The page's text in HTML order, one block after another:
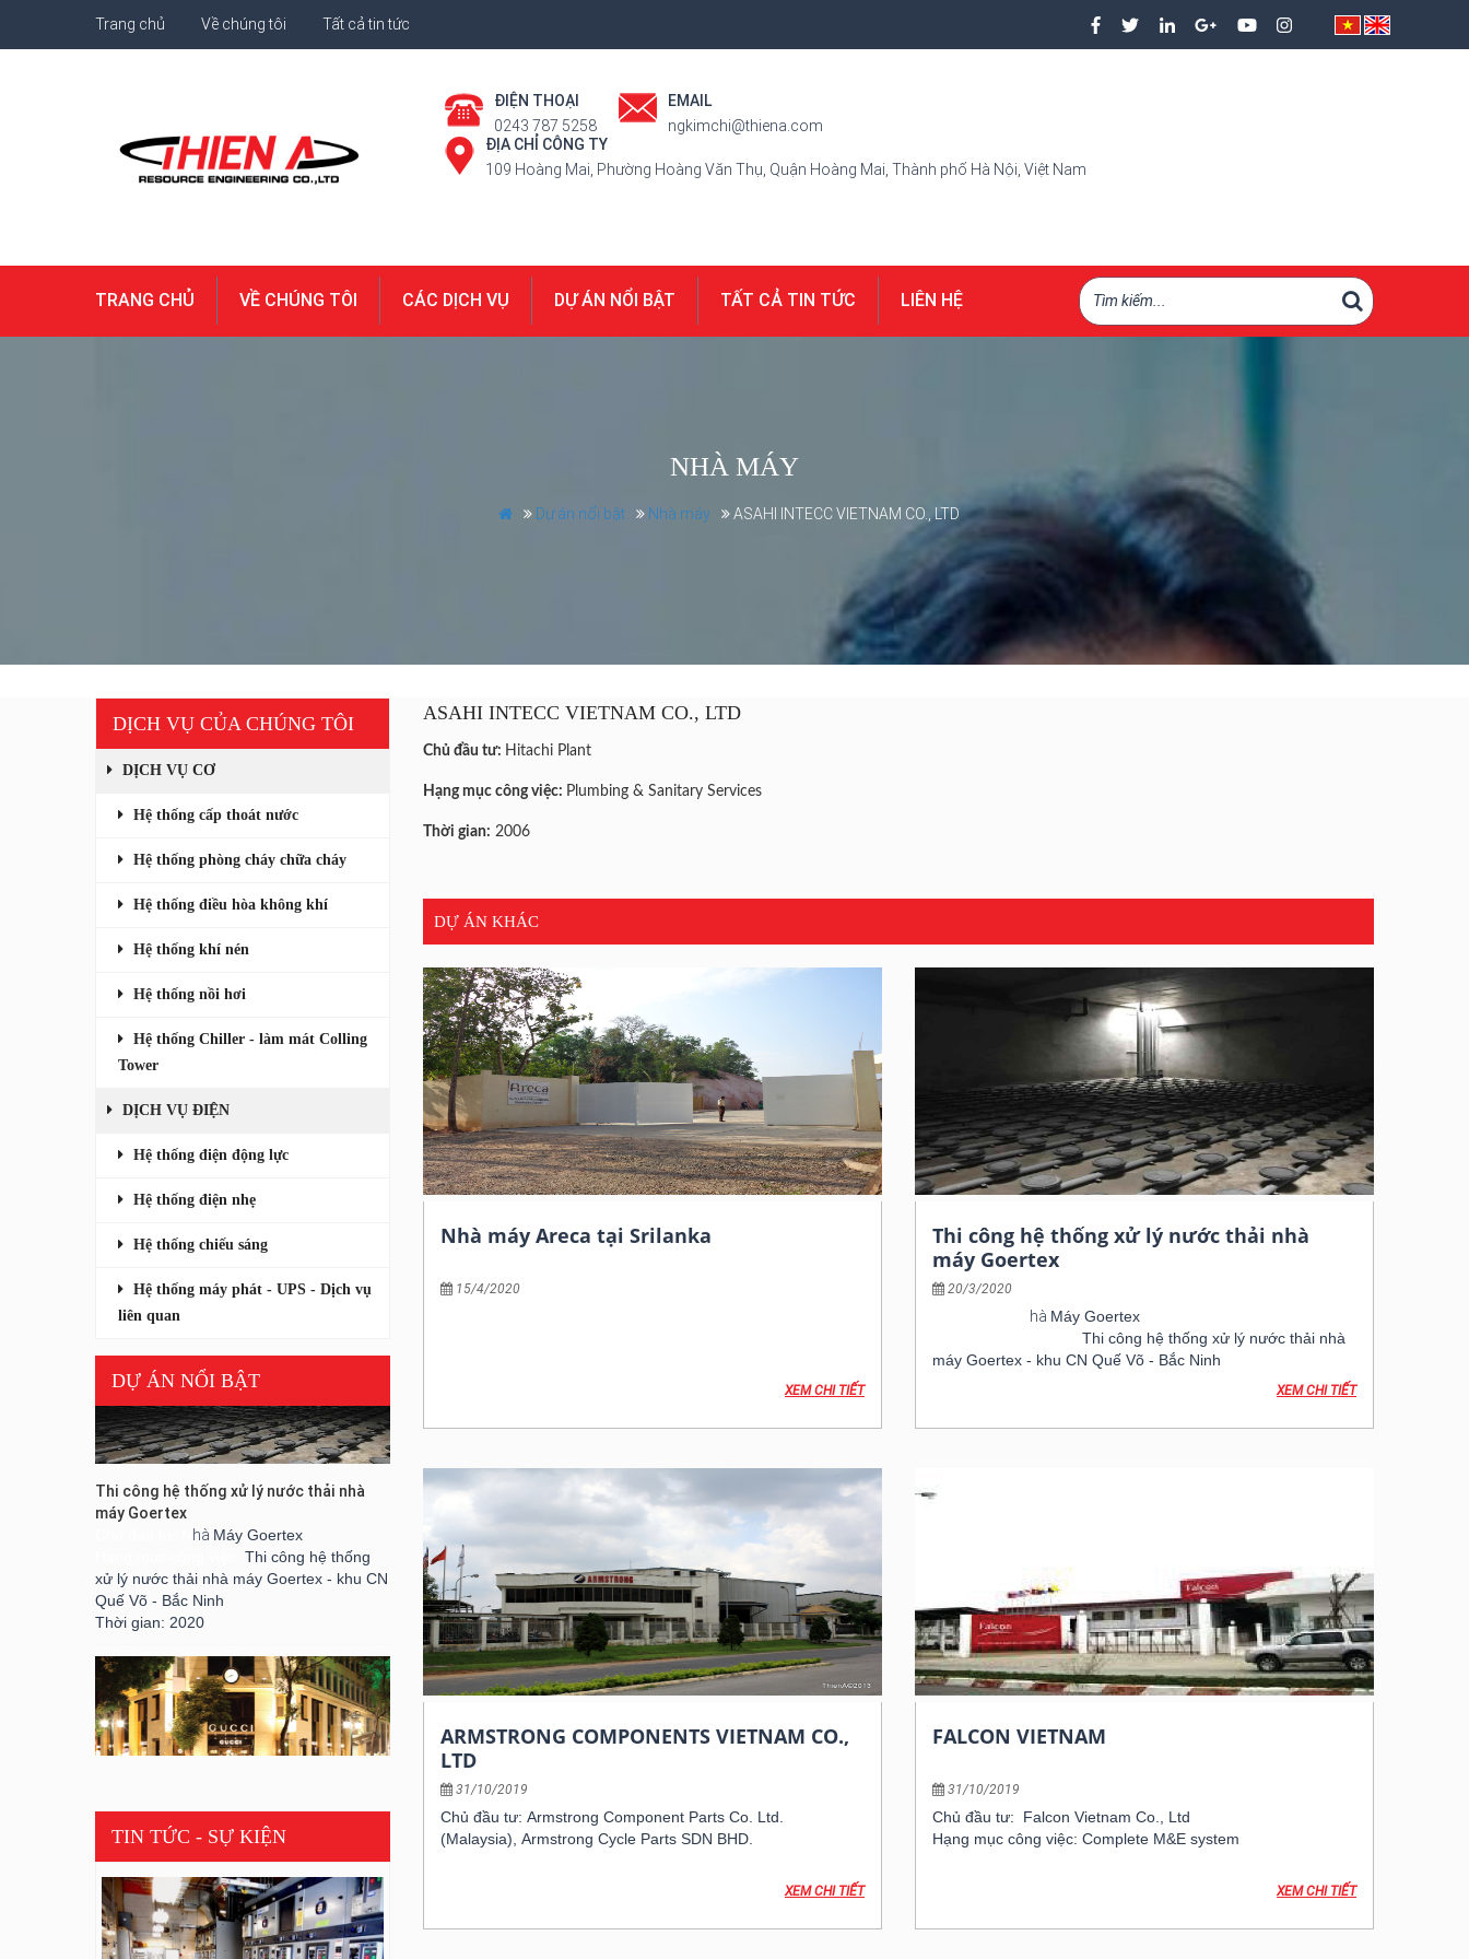
Trang chủ Về chúng tôi Tất cả tin tức
ĐIỆN THOẠI
0243 787 5258
EMAIL
ngkimchi@thiena.com
ĐỊA CHỈ CÔNG TY
109 Hoàng Mai, Phường Hoàng Văn Thụ, Quận Hoàng Mai, Thành phố Hà Nội, Việt Nam
TRANG CHỦ VỀ CHÚNG TÔI CÁC DỊCH VỤ DỰ ÁN NỔI BẬT TẤT CẢ TIN TỨC LIÊN HỆ
NHÀ MÁY
Dự án nổi bật Nhà máy ASAHI INTECC VIETNAM CO., LTD
DỊCH VỤ CỦA CHÚNG TÔI
DỊCH VỤ CƠ
Hệ thống cấp thoát nước
Hệ thống phòng cháy chữa cháy
Hệ thống điều hòa không khí
Hệ thống khí nén
Hệ thống nồi hơi
Hệ thống Chiller - làm mát Colling
Tower
DỊCH VỤ ĐIỆN
Hệ thống điện động lực
Hệ thống điện nhẹ
Hệ thống chiếu sáng
Hệ thống máy phát - UPS - Dịch vụ
liên quan
DỰ ÁN NỔI BẬT
Hạng mục thi công: Tổng thầu cơ điện
Thi công hệ thống xử lý nước thải nhà
máy Goertex
Chủ đầu tư: N
Hạng mục công việc: Thi công hệ thống
xử lý nước thải nhà máy Goertex - khu CN
Quế Võ - Bắc Ninh
Thời gian: 2020
Chủ đầu tư: GUCCI Corporation
Telephone Services
Thời gian: 2010
TIN TỨC - SỰ KIỆN
ASAHI INTECC VIETNAM CO., LTD
Chủ đầu tư: Hitachi Plant
Hạng mục công việc: Plumbing & Sanitary Services
Thời gian: 2006
DỰ ÁN KHÁC
Nhà máy Areca tại Srilanka
15/4/2020
XEM CHI TIẾT
Thi công hệ thống xử lý nước thải nhà
máy Goertex
20/3/2020
hà Máy Goertex
Thi công hệ thống xử lý nước thải nhà
máy Goertex - khu CN Quế Võ - Bắc Ninh
XEM CHI TIẾT
ARMSTRONG COMPONENTS VIETNAM CO.,
LTD
31/10/2019
Chủ đầu tư: Armstrong Component Parts Co. Ltd.
(Malaysia), Armstrong Cycle Parts SDN BHD.
XEM CHI TIẾT
FALCON VIETNAM
31/10/2019
Chủ đầu tư: Falcon Vietnam Co., Ltd
Hạng mục công việc: Complete M&E system
XEM CHI TIẾT